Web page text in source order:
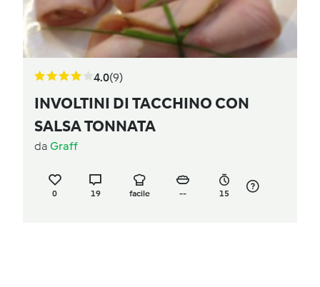
4.0(9)
INVOLTINI DI TACCHINO CON
SALSA TONNATA
da Graff
0 19 facile -- 15